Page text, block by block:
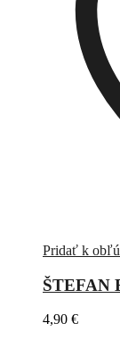
Pridať k
ŠTEFAN
4,90 €